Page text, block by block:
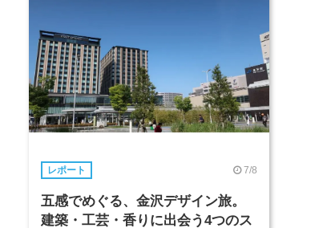
レポート 7/8
五感でめぐる、金沢デザイン旅。
建築・工芸・香りに出会う4つのス